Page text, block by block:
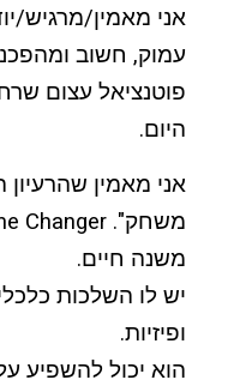
אני מאמין/מרגיש/
עמוק, חשוב
פוטנציאל עצום
היום.
אני מאמין שהרעיון
משחק". Game Changer.
משנה חיים.
יש לו השלכות
ופיזיות.
הוא יכול להשפיע